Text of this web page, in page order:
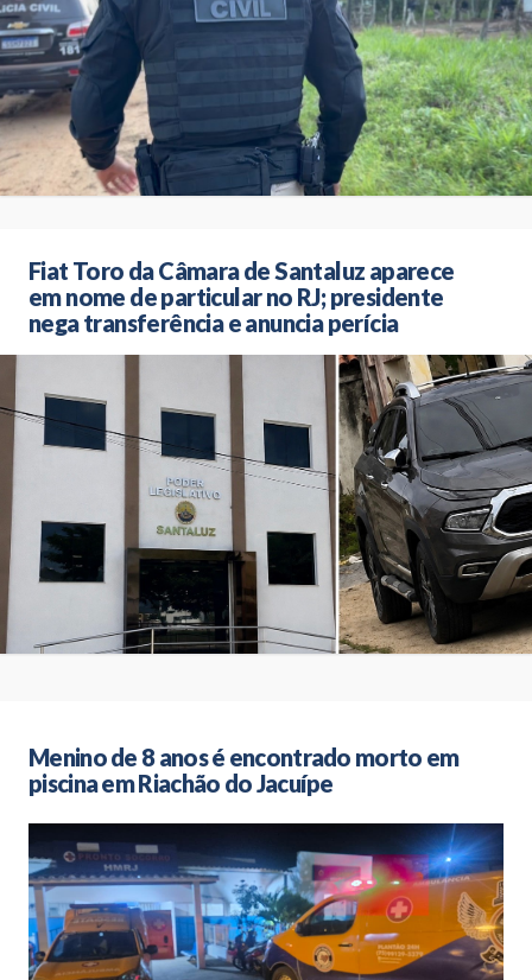
Fiat Toro da Câmara de Santaluz aparece
em nome de particular no RJ; presidente
nega transferência e anuncia perícia
Menino de 8 anos é encontrado morto em
piscina em Riachão do Jacuípe